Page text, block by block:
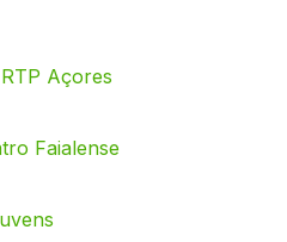
Açores
Faialense